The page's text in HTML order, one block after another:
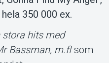
350 000 ex.
stora hits med
Bassman, m.flsom